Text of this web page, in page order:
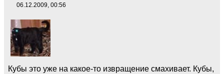
06.12.2009, 00:56
Кубы это уже на какое-то извращение смахивает. Кубы,